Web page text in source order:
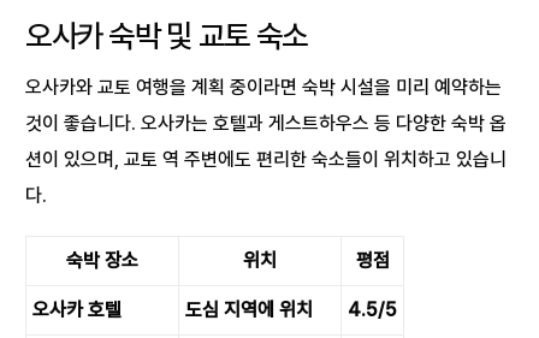
오사카 숙박 및 교토 숙소
오사카와 교토 여행을 계획 중이라면 숙박 시설을 미리 예약하는
것이 좋습니다. 오사카는 호텔과 게스트하우스 등 다양한 숙박 옵
션이 있으며, 교토 역 주변에도 편리한 숙소들이 위치하고 있습니
다.
숙박 장소 위치 평점
오사카 호텔 도심 지역에 위치 4.5/5